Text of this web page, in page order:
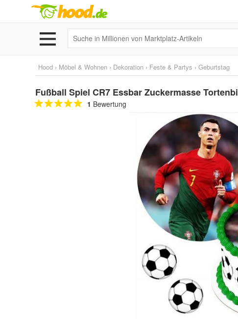
Hood › Möbel & Wohnen › Dekoration › Feste & Partys › Geburtstag
Fußball Spiel CR7 Essbar Zuckermasse
1 Bewertung